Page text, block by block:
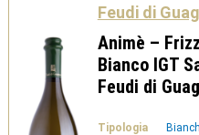
Feudi di
Animè –
Bianco IGT
Feudi di
Tipologia